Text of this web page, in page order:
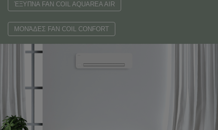
ΈΞΥΠΝΑ FAN COIL AQUAREA AIR
ΜΟΝΆΔΕΣ FAN COIL CONFORT